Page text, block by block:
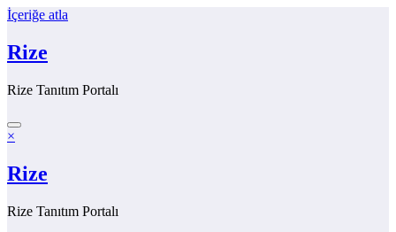
İçeriğe atla
Rize
Rize Tanıtım Portalı
×
Rize
Rize Tanıtım Portalı